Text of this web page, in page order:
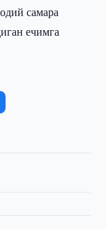
самара
ечимга